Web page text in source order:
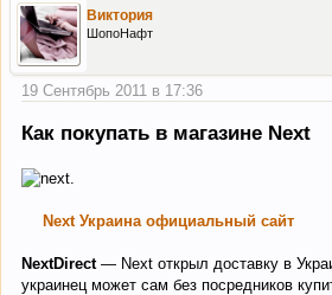
Виктория
ШопоНафт
19 Сентябрь 2011 в 17:36
Как покупать в магазине Next
Next Украина официальный сайт
NextDirect— Next открыл доставку в
украинец может сам без посредников